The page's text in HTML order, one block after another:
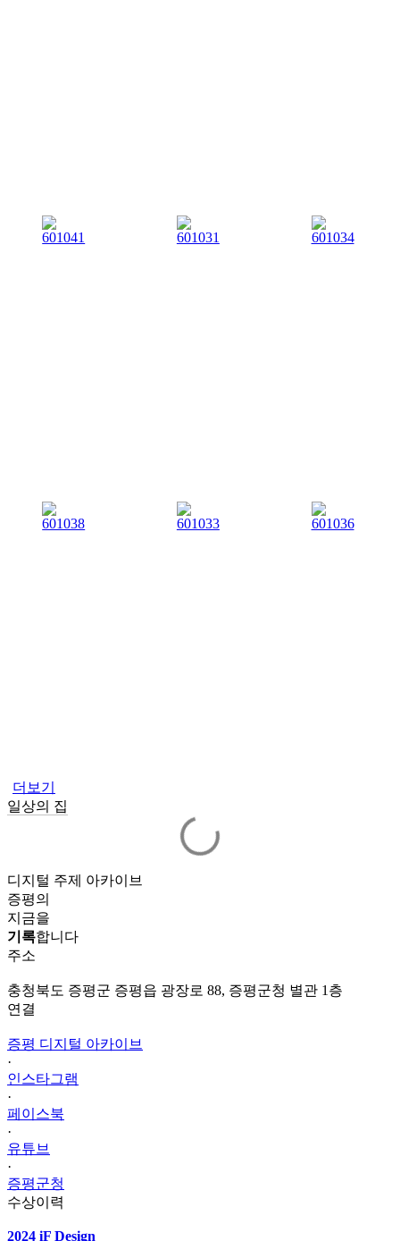
더보기
일상의 집
디지털 주제 아카이브
증평의
지금을
기록합니다
주소
충청북도 증평군 증평읍 광장로 88, 증평군청 별관 1층
연결
증평 디지털 아카이브
·
인스타그램
·
페이스북
·
유튜브
·
증평군청
수상이력
2024 iF Design